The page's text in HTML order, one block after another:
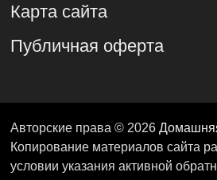
Карта сайта
Публичная оферта
Авторские права © 2026
Копирование материалов сайта
условии указания активной